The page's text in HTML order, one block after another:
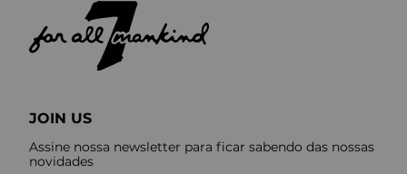
JOIN US
Assine nossa newsletter para ficar sabendo das nossas
novidades